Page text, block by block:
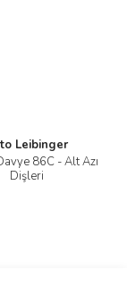
Leibinger
86C - Alt Azı
Dişleri